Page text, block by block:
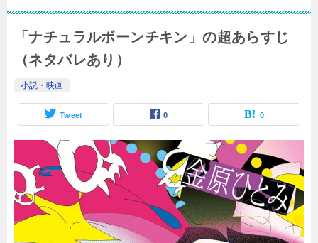
「ナチュラルボーンチキン」の超あらすじ
（ネタバレあり）
小説・映画
Tweet 0 0